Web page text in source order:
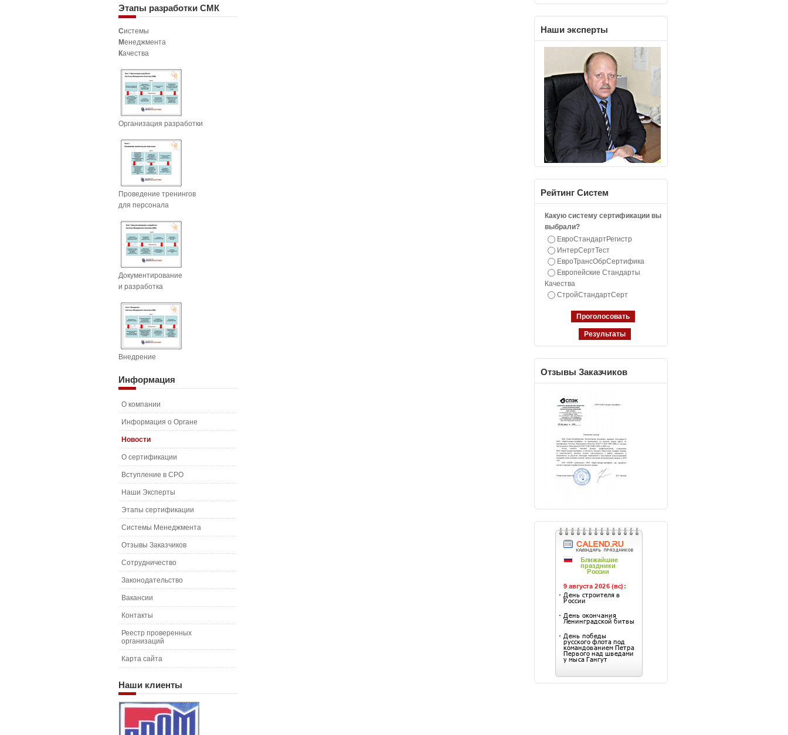
Этапы разработки СМК
Системы
Менеджмента
Качества
Организация разработки
Проведение тренингов
для персонала
Документирование
и разработка
Внедрение
Информация
О компании
Информация о Органе
Новости
О сертификации
Вступление в СРО
Наши Эксперты
Этапы сертификации
Системы Менеджмента
Отзывы Заказчиков
Сотрудничество
Законодательство
Вакансии
Контакты
Реестр проверенных
организаций
Карта сайта
Наши клиенты
Наши эксперты
Рейтинг Систем
Какую систему сертификации вы
выбрали?
ЕвроСтандартРегистр
ИнтерСертТест
ЕвроТрансОбрСертифика
Европейские Стандарты
Качества
СтройСтандартСерт
Отзывы Заказчиков